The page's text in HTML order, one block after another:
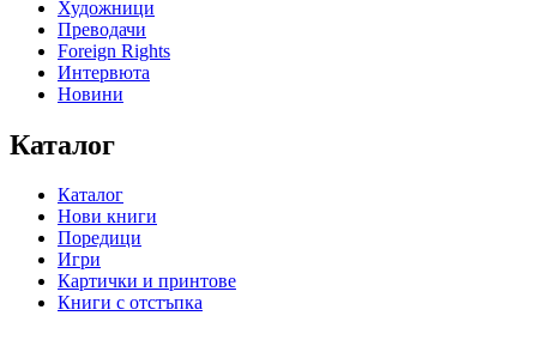
Художници
Преводачи
Foreign Rights
Интервюта
Новини
Каталог
Каталог
Нови книги
Поредици
Игри
Картички и принтове
Книги с отстъпка